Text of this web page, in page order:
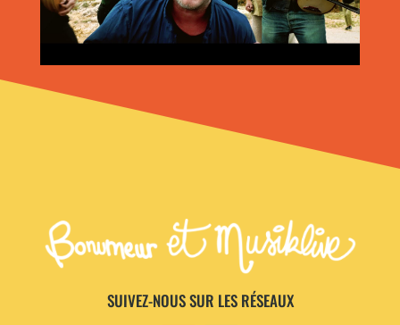
SUIVEZ-NOUS SUR LES RÉSEAUX